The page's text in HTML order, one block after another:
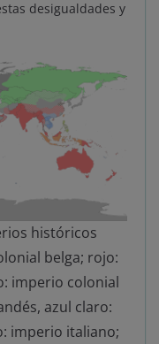
desigualdades y
históricos
belga; rojo:
imperio colonial
azul claro:
imperio italiano;